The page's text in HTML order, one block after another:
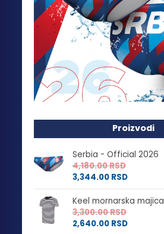
Proizvodi
Serbia - Official 2026
4,180.00RSD
3,344.00 RSD
Keel mornarska majica
3,300.00RSD
2,640.00 RSD